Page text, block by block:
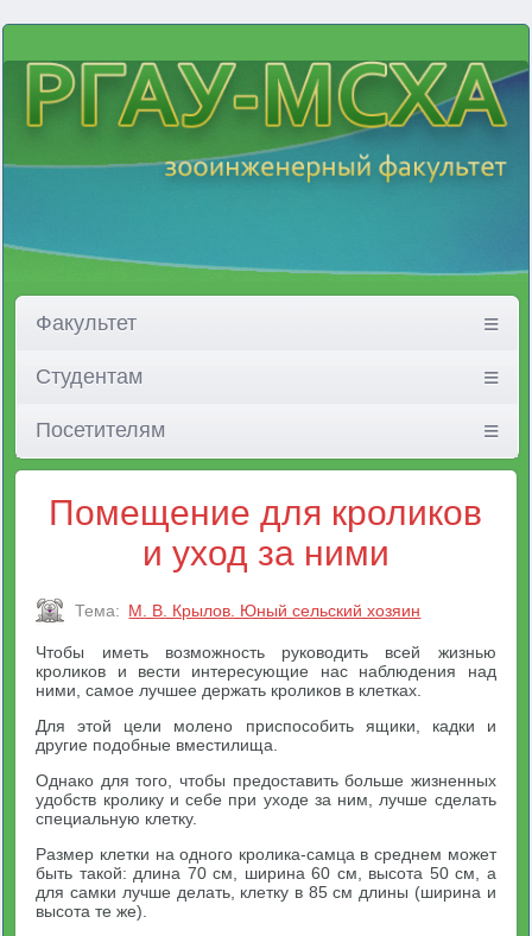
Факультет
Студентам
Посетителям
Помещение для кроликов
и уход за ними
Тема: М. В. Крылов. Юный сельский хозяин
Чтобы иметь возможность руководить всей жизнью
кроликов и вести интересующие нас наблюдения над
ними, самое лучшее держать кроликов в клетках.
Для этой цели молено приспособить ящики, кадки и
другие подобные вместилища.
Однако для того, чтобы предоставить больше жизненных
удобств кролику и себе при уходе за ним, лучше сделать
специальную клетку.
Размер клетки на одного кролика-самца в среднем может
быть такой: длина 70 см, ширина 60 см, высота 50 см, а
для самки лучше делать, клетку в 85 см длины (ширина и
высота те же).